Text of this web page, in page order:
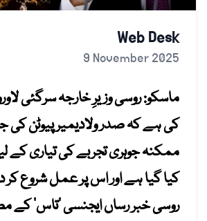
Web Desk
9 November 2025
ماسکو: روسی وزیرِ خارجہ سرگئی
کی ہے کہ صدر ولادیمیر پیوٹن
ممکنہ جوہری تجربے کی تیاری کے
کیا گیا ہے اور اس پر عمل شروع کر
روسی خبر رساں ایجنسی ’تاس‘ کے